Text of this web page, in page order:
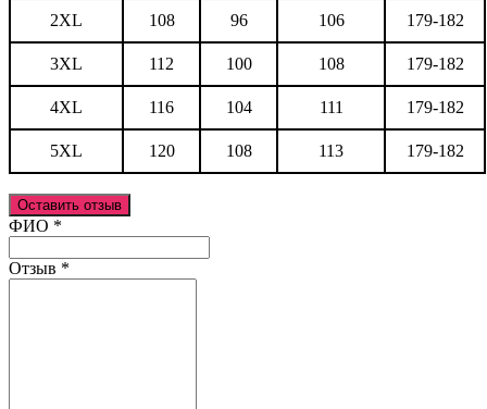
2XL 108 96 106 179-182
3XL 112 100 108 179-182
4XL 116 104 111 179-182
5XL 120 108 113 179-182
Оставить отзыв
Ваш отзыв был отправлен!
ФИО *
Отзыв *